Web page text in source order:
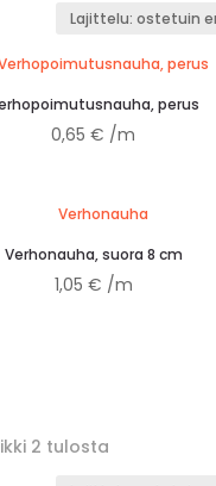
perus
0,65€ /m
Verhonauha, suora 8 cm
1,05 € /m
2 tulostaSuosituimmat